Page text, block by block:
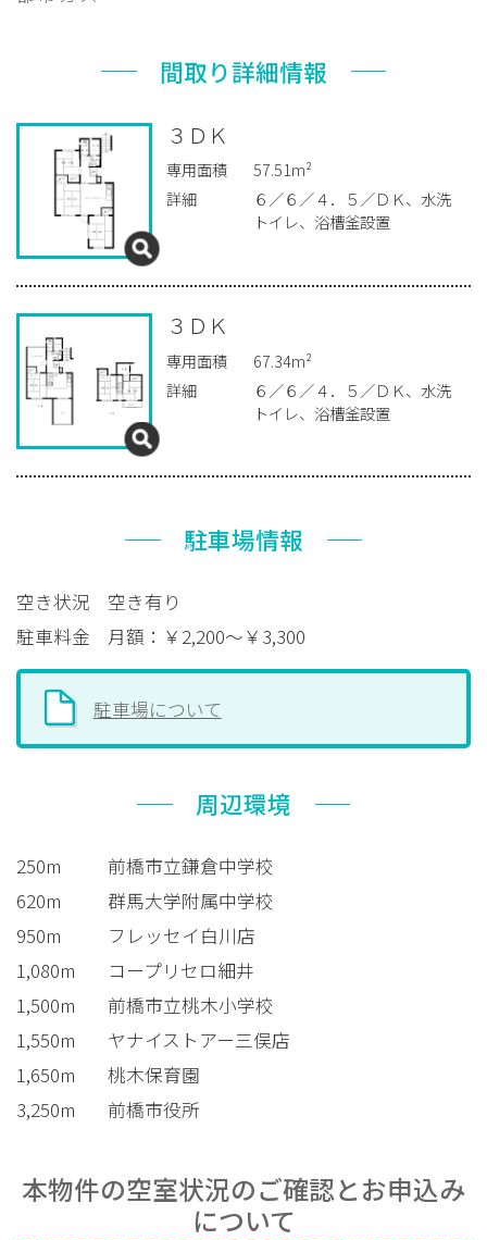
間取り詳細情報
３ＤＫ
専用面積
57.51m²
詳細
６／６／４．５／ＤＫ、水洗
トイレ、浴槽釜設置
３ＤＫ
専用面積
67.34m²
詳細
６／６／４．５／ＤＫ、水洗
トイレ、浴槽釜設置
駐車場情報
空き状況
空き有り
駐車料金
月額：￥2,200～￥3,300
駐車場について
周辺環境
250m
前橋市立鎌倉中学校
620m
群馬大学附属中学校
950m
フレッセイ白川店
1,080m
コープリセロ細井
1,500m
前橋市立桃木小学校
1,550m
ヤナイストアー三俣店
1,650m
桃木保育園
3,250m
前橋市役所
本物件の空室状況のご確認とお申込み
について